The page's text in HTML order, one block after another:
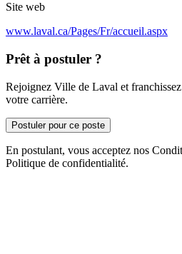
Site web
www.laval.ca/Pages/Fr/accueil.aspx
Prêt à postuler ?
Rejoignez Ville de Laval et
votre carrière.
Postuler pour ce poste
En postulant, vous acceptez nos
Politique de confidentialité.